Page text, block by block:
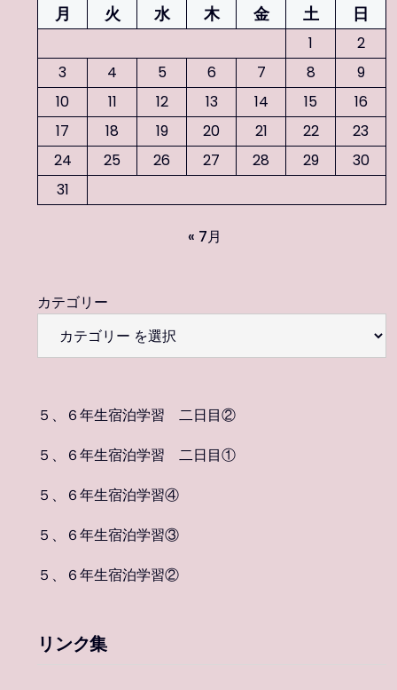
ビ
ゲ
ー
シ
ョ
月 火 水 木 金 土 日
1
2
3
4 5 6 7 8
9
10
11 12 13 14 15
16
17
18 19 20 21 22
23
24
25 26 27 28 29
30
31
« 7月
カテゴリー
５、６年生宿泊学習 二日目②
５、６年生宿泊学習 二日目①
５、６年生宿泊学習④
５、６年生宿泊学習③
５、６年生宿泊学習②
リンク集